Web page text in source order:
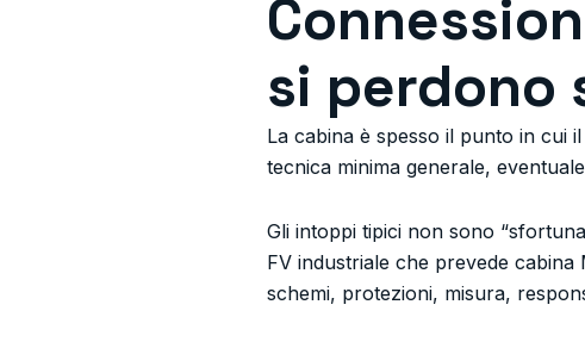
si perdono
La cabina è spesso il punto in cui
tecnica minima generale,
Gli intoppi tipici non sono
FV industriale che prevede
schemi, protezioni, misura,